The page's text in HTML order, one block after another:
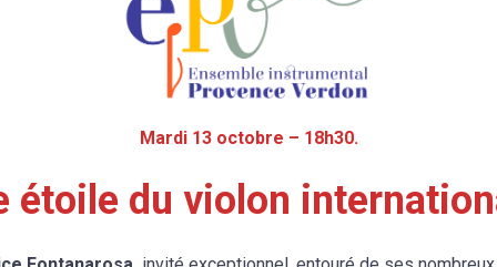
Mardi 13 octobre – 18h30.
étoile du violon